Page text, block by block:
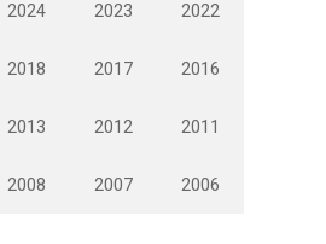
2024 2023 2022
2018 2017 2016
2013 2012 2011
2008 2007 2006